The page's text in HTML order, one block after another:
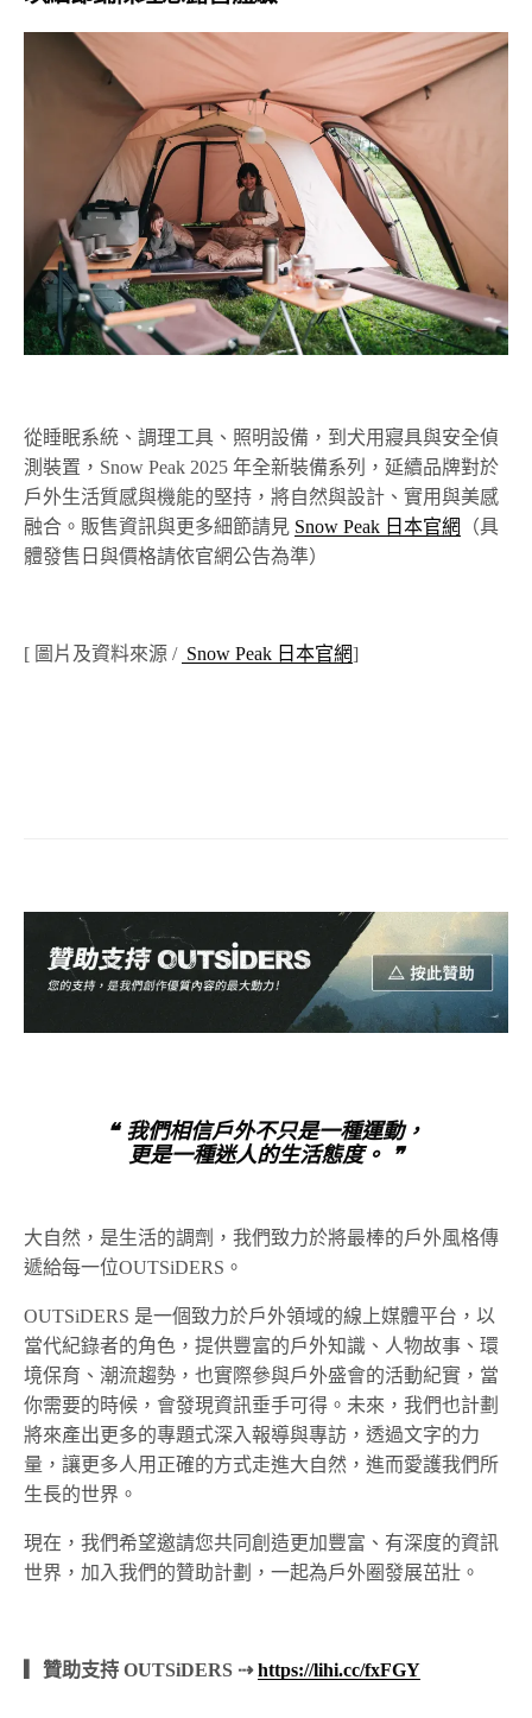
從睡眠系統、調理工具、照明設備，到犬用寢具與安全偵
測裝置，Snow Peak 2025 年全新裝備系列，延續品牌對於
戶外生活質感與機能的堅持，將自然與設計、實用與美感
融合。販售資訊與更多細節請見 Snow Peak 日本官網
（具
體發售日與價格請依官網公告為準）
[ 圖片及資料來源 / Snow Peak 日本官網]
❝ 我們相信戶外不只是一種運動，
更是一種迷人的生活態度。 ❞
大自然，是生活的調劑，我們致力於將最棒的戶外風格傳
遞給每一位OUTSiDERS。
OUTSiDERS 是一個致力於戶外領域的線上媒體平台，以
當代紀錄者的角色，提供豐富的戶外知識、人物故事、環
境保育、潮流趨勢，也實際參與戶外盛會的活動紀實，當
你需要的時候，會發現資訊垂手可得。未來，我們也計劃
將來產出更多的專題式深入報導與專訪，透過文字的力
量，讓更多人用正確的方式走進大自然，進而愛護我們所
生長的世界。
現在，我們希望邀請您共同創造更加豐富、有深度的資訊
世界，加入我們的贊助計劃，一起為戶外圈發展茁壯。
▎贊助支持 OUTSiDERS ⇢https://lihi.cc/fxFGY